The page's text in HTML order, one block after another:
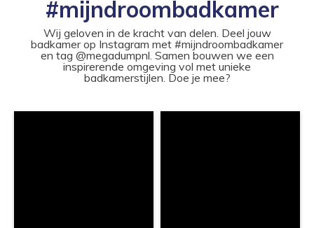
#mijndroombadkamer
Wij geloven in de kracht van delen. Deel jouw
badkamer op Instagram met #mijndroombadkamer
en tag @megadumpnl. Samen bouwen we een
inspirerende omgeving vol met unieke
badkamerstijlen. Doe je mee?